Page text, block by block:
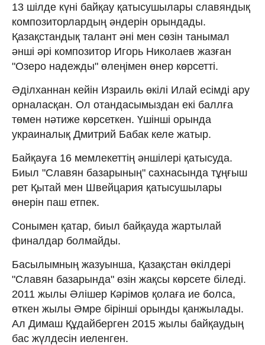
13 шілде күні байқау қатысушылары славяндық
композиторлардың әндерін орындады.
Қазақстандық талант әні мен сөзін танымал
әнші әрі композитор Игорь Николаев жазған
"Озеро надежды" өлеңімен өнер көрсетті.
Әділханнан кейін Израиль өкілі Илай есімді ару
орналасқан. Ол отандасымыздан екі баллға
төмен нәтиже көрсеткен. Үшінші орында
украиналық Дмитрий Бабак келе жатыр.
Байқауға 16 мемлекеттің әншілері қатысуда.
Биыл "Славян базарының" сахнасында тұңғыш
рет Қытай мен Швейцария қатысушылары
өнерін паш етпек.
Сонымен қатар, биыл байқауда жартылай
финалдар болмайды.
Басылымның жазуынша, Қазақстан өкілдері
"Славян базарында" өзін жақсы көрсете біледі.
2011 жылы Әлішер Кәрімов қолаға ие болса,
өткен жылы Әмре бірінші орынды қанжылады.
Ал Димаш Құдайберген 2015 жылы байқаудың
бас жүлдесін иеленген.